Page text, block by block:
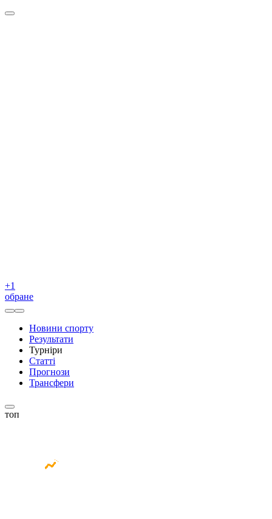
+1
обране
Новини спорту
Результати
Турніри
Статті
Прогнози
Трансфери
топ